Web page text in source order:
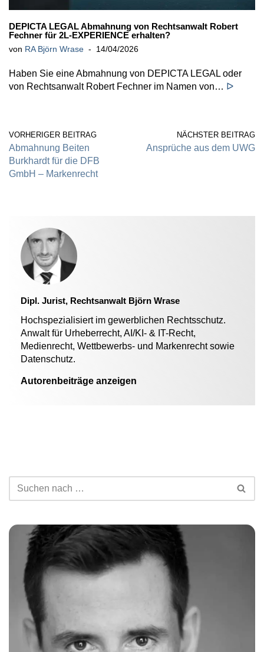
DEPICTA LEGAL Abmahnung von Rechtsanwalt Robert
Fechner für 2L-EXPERIENCE erhalten?
von RA Björn Wrase 14/04/2026
Haben Sie eine Abmahnung von DEPICTA LEGAL oder
von Rechtsanwalt Robert Fechner im Namen von… ᐅ
VORHERIGER BEITRAG
Abmahnung Beiten
Burkhardt für die DFB
GmbH – Markenrecht
NÄCHSTER BEITRAG
Ansprüche aus dem UWG
Dipl. Jurist, Rechtsanwalt Björn Wrase
Hochspezialisiert im gewerblichen Rechtsschutz.
Anwalt für Urheberrecht, AI/KI- & IT-Recht,
Medienrecht, Wettbewerbs- und Markenrecht sowie
Datenschutz.
Autorenbeiträge anzeigen